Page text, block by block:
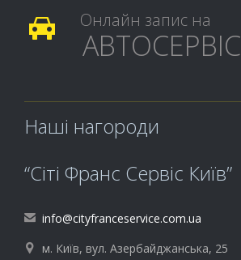
 Онлайн запис на
АВТОСЕРВІС
Наші нагороди
“Сіті Франс Сервіс Київ”
 info@cityfranceservice.com.ua
 м. Київ, вул. Азербайджанська, 25